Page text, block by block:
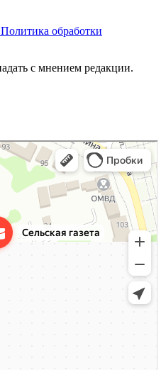
обработки
с мнением редакции.